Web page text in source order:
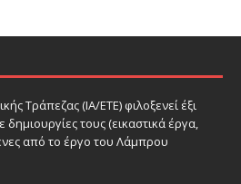
Τράπεζας (ΙΑ/ΕΤΕ) φιλοξενεί έξι
τους (εικαστικά έργα,
από το έργο του Λάμπρου